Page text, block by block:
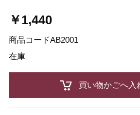
￥1,440
商品コードAB2001
在庫